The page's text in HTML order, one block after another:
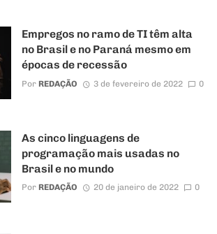
Empregos no ramo de TI têm alta
no Brasil e no Paraná mesmo em
épocas de recessão
Por REDAÇÃO 3 de fevereiro de 2022 0
As cinco linguagens de
programação mais usadas no
Brasil e no mundo
Por REDAÇÃO 20 de janeiro de 2022 0